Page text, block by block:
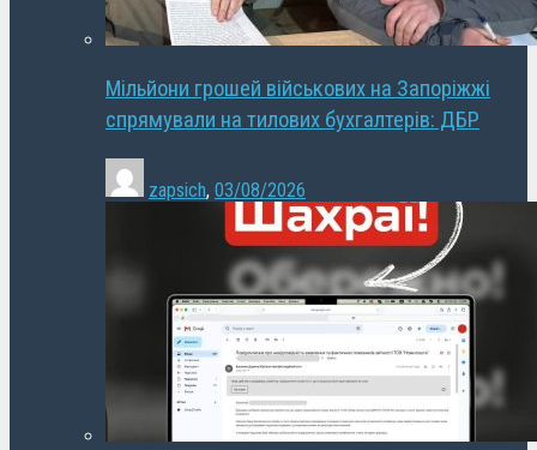
Мільйони грошей військових на Запоріжжі
спрямували на тилових бухгалтерів: ДБР
zapsich, 03/08/2026